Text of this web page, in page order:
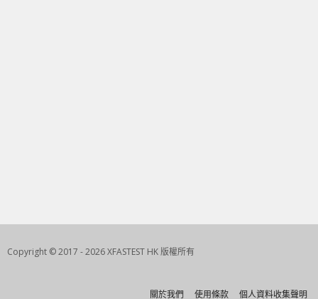
Copyright © 2017 - 2026 XFASTEST HK 版權所有
關於我們 使用條款 個人資料收集聲明